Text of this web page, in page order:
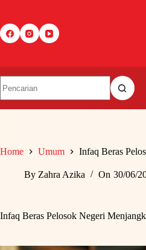
content
Home Umum Infaq Beras
By Zahra Azika On 30/06/
Infaq Beras Pelosok Negeri